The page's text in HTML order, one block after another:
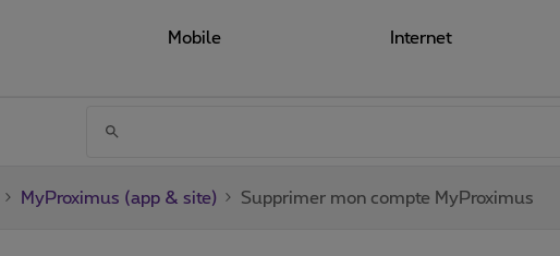
Mobile Internet
MyProximus (app & site) Supprimer mon compte MyProximus